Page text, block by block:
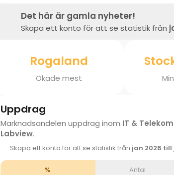
Det här är gamla nyheter!
Skapa ett konto för att se statistik från
Rogaland
Ökade mest
Uppdrag
Marknadsandelen uppdrag inom IT & Telekom
Labview.
Skapa ett konto för att se statistik från jan 2026 till
% Antal